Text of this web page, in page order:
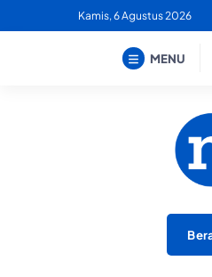
to
Kamis, 6 Agustus 2026
MENU